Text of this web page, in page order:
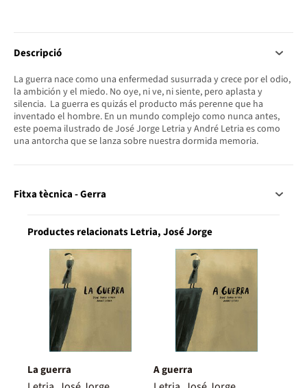
Descripció
La guerra nace como una enfermedad susurrada y crece por el odio,
la ambición y el miedo. No oye, ni ve, ni siente, pero aplasta y
silencia. La guerra es quizás el producto más perenne que ha
inventado el hombre. En un mundo complejo como nunca antes,
este poema ilustrado de José Jorge Letria y André Letria es como
una antorcha que se lanza sobre nuestra dormida memoria.
Fitxa tècnica - Gerra
Productes relacionats Letria, José Jorge
La guerra A guerra